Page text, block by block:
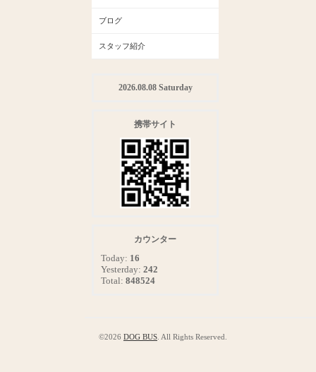
ブログ
スタッフ紹介
2026.08.08 Saturday
携帯サイト
カウンター
Today: 16
Yesterday: 242
Total: 848524
©2026 DOG BUS . All Rights Reserved.